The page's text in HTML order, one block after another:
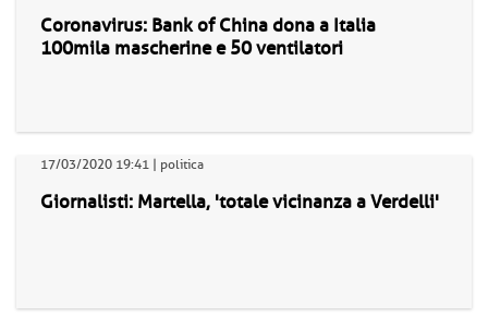
Coronavirus: Bank of China dona a Italia
100mila mascherine e 50 ventilatori
17/03/2020 19:41 | politica
Giornalisti: Martella, 'totale vicinanza a Verdelli'